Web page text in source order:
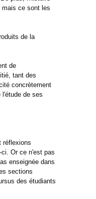
mais ce sont les
de la
de
tant des
concrètement
de ses
réflexions
Or ce n'est pas
enseignée dans
sections
des étudiants